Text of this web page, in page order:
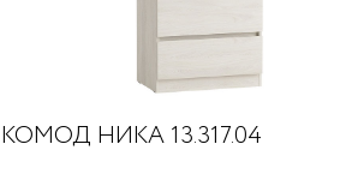
КОМОД НИКА 13.317.04